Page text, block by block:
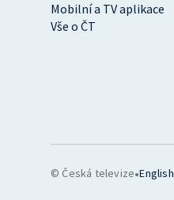
Mobilní a TV aplikace
Vše o ČT
© Česká televize•English